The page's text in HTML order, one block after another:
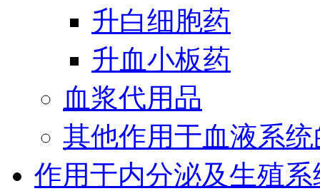
升白细胞药
升血小板药
血浆代用品
其他作用于血液系
作用于内分泌及生殖